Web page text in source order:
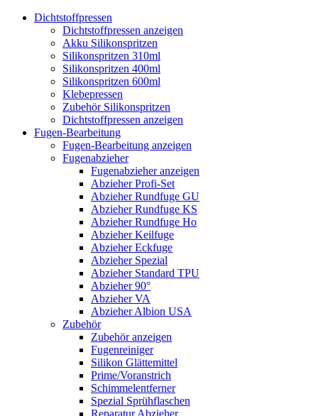
Dichtstoffpressen
Dichtstoffpressen anzeigen
Akku Silikonspritzen
Silikonspritzen 310ml
Silikonspritzen 400ml
Silikonspritzen 600ml
Klebepressen
Zubehör Silikonspritzen
Dichtstoffpressen anzeigen
Fugen-Bearbeitung
Fugen-Bearbeitung anzeigen
Fugenabzieher
Fugenabzieher anzeigen
Abzieher Profi-Set
Abzieher Rundfuge GU
Abzieher Rundfuge KS
Abzieher Rundfuge Ho
Abzieher Keilfuge
Abzieher Eckfuge
Abzieher Spezial
Abzieher Standard TPU
Abzieher 90°
Abzieher VA
Abzieher Albion USA
Zubehör
Zubehör anzeigen
Fugenreiniger
Silikon Glättemittel
Prime/Voranstrich
Schimmelentferner
Spezial Sprühflaschen
Reparatur Abzieher